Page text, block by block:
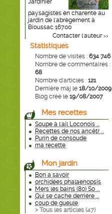
Jardinier
paysagistes en charente au
jardin de l'abrègement à
Bioussac 16700
Contacter l'auteur >>
Statistiques
Nombre de visites : 634 746
Nombre de commentaires :
68
Nombre d'articles : 121
Dernière màj le 18/10/2009
Blog créé le 19/08/2007
Mes recettes
Soupe à l'ail Loconois ...
Recettes de nos ancêtr ...
Purin de consoude
ma recette
Mon jardin
Bon a savoir
orchidées phalaenopsis
Mers les bains (80) So ...
Qui se cache derrière ...
coup de gueule
> Tous les articles (47)